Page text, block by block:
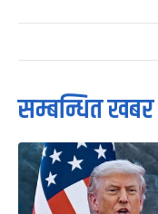
सम्बन्धित खबर